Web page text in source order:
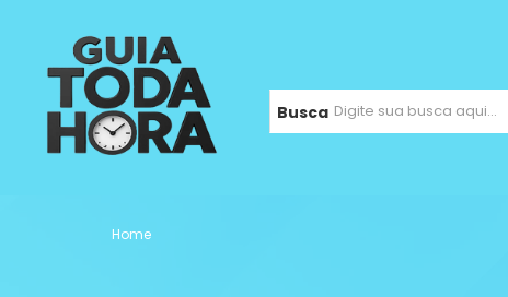
Busca
Home